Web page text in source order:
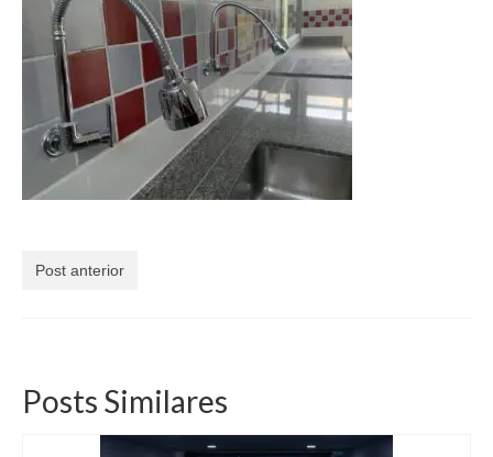
Currículo
Post anterior
Posts Similares